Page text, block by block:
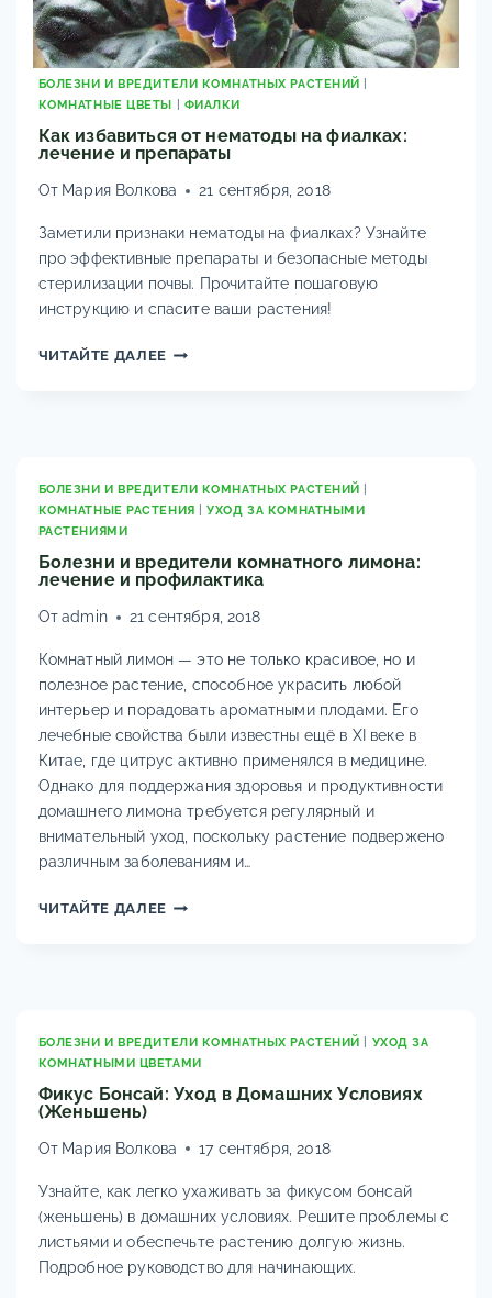
БОЛЕЗНИ И ВРЕДИТЕЛИ КОМНАТНЫХ РАСТЕНИЙ
КОМНАТНЫЕ ЦВЕТЫ
ФИАЛКИ
Как избавиться от нематоды на фиалках:
лечение и препараты
От Мария Волкова 21 сентября, 2018
Заметили признаки нематоды на фиалках? Узнайте
про эффективные препараты и безопасные методы
стерилизации почвы. Прочитайте пошаговую
инструкцию и спасите ваши растения!
ЧИТАЙТЕ ДАЛЕЕКАК
ЛЕЧЕНИЕ
И
БОЛЕЗНИ И ВРЕДИТЕЛИ КОМНАТНЫХ РАСТЕНИЙ |
КОМНАТНЫЕ РАСТЕНИЯ |УХОД ЗА КОМНАТНЫМИ
РАСТЕНИЯМИ
Болезни и вредители комнатного лимона:
лечение и профилактика
Отadmin 21 сентября, 2018
Комнатный лимон — это не только красивое, но и
полезное растение, способное украсить любой
интерьер и порадовать ароматными плодами. Его
лечебные свойства были известны ещё в XI веке в
Китае, где цитрус активно применялся в медицине.
Однако для поддержания здоровья и продуктивности
домашнего лимона требуется регулярный и
внимательный уход, поскольку растение подвержено
различным заболеваниям и…
ЧИТАЙТЕ ДАЛЕЕБОЛЕЗНИ
И
ПРОФИЛАКТИКА
БОЛЕЗНИ И ВРЕДИТЕЛИ КОМНАТНЫХ РАСТЕНИЙ | УХОД ЗА
КОМНАТНЫМИ ЦВЕТАМИ
Фикус Бонсай: Уход в Домашних Условиях
(Женьшень)
От Мария Волкова 17 сентября, 2018
Узнайте, как легко ухаживать за фикусом бонсай
(женьшень) в домашних условиях. Решите проблемы с
листьями и обеспечьте растению долгую жизнь.
Подробное руководство для начинающих.